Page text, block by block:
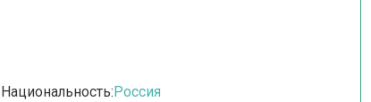
Национальность:Россия